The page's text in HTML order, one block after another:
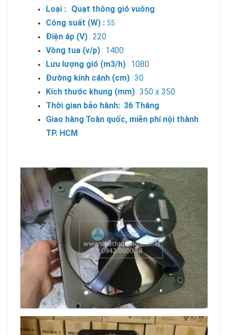
Loại : Quạt thông gió vuông
Công suất (W) : 55
Điện áp (V): 220
Vòng tua (v/p): 1400
Lưu lượng gió (m3/h): 1080
Đường kính cánh (cm): 30
Kích thước khung (mm): 350 x 350
Thời gian bảo hành: 36 Tháng
Giao hàng Toàn quốc, miễn phí nội thành
TP. HCM